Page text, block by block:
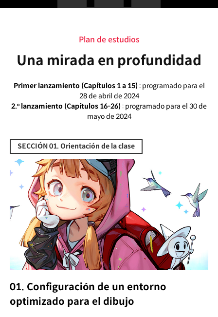
Plan de estudios
Una mirada en profundidad
Primer lanzamiento (Capítulos 1 a 15) : programado para el
28 de abril de 2024
2.º lanzamiento (Capítulos 16-26) : programado para el 30 de
mayo de 2024
SECCIÓN 01. Orientación de la clase
01. Configuración de un entorno
optimizado para el dibujo